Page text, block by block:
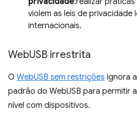
violem as leis de privacidade
internacionais.
WebUSB irrestrita
O WebUSB sem restrições ignora
padrão do WebUSB para permitir
nível com dispositivos.